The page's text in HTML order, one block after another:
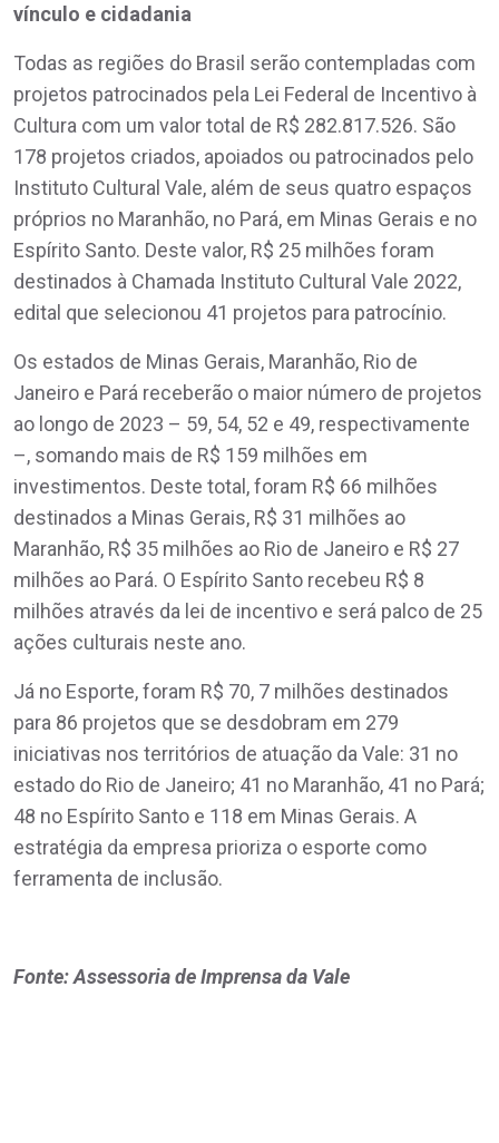
vínculo e cidadania
Todas as regiões do Brasil serão contempladas com
projetos patrocinados pela Lei Federal de Incentivo à
Cultura com um valor total de R$ 282.817.526. São
178 projetos criados, apoiados ou patrocinados pelo
Instituto Cultural Vale, além de seus quatro espaços
próprios no Maranhão, no Pará, em Minas Gerais e no
Espírito Santo. Deste valor, R$ 25 milhões foram
destinados à Chamada Instituto Cultural Vale 2022,
edital que selecionou 41 projetos para patrocínio.
Os estados de Minas Gerais, Maranhão, Rio de
Janeiro e Pará receberão o maior número de projetos
ao longo de 2023 – 59, 54, 52 e 49, respectivamente
–, somando mais de R$ 159 milhões em
investimentos. Deste total, foram R$ 66 milhões
destinados a Minas Gerais, R$ 31 milhões ao
Maranhão, R$ 35 milhões ao Rio de Janeiro e R$ 27
milhões ao Pará. O Espírito Santo recebeu R$ 8
milhões através da lei de incentivo e será palco de 25
ações culturais neste ano.
Já no Esporte, foram R$ 70, 7 milhões destinados
para 86 projetos que se desdobram em 279
iniciativas nos territórios de atuação da Vale: 31 no
estado do Rio de Janeiro; 41 no Maranhão, 41 no Pará;
48 no Espírito Santo e 118 em Minas Gerais. A
estratégia da empresa prioriza o esporte como
ferramenta de inclusão.
Fonte: Assessoria de Imprensa da Vale